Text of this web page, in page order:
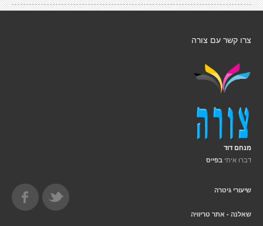
צרו קשר עם צורה
מנחם דוד
דברו איתי בפייס
שיעורי גיטרה
שאלנה - אתר טריוויה